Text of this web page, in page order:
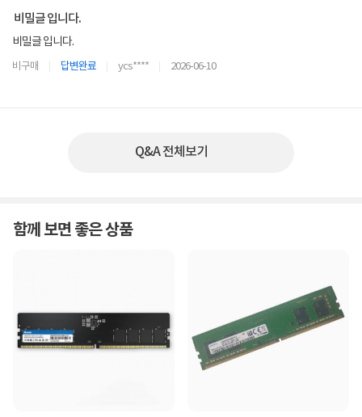
비밀글 입니다.
비밀글 입니다.
비구매 답변완료 ycs**** 2026-06-10
Q&A 전체보기
함께 보면 좋은 상품